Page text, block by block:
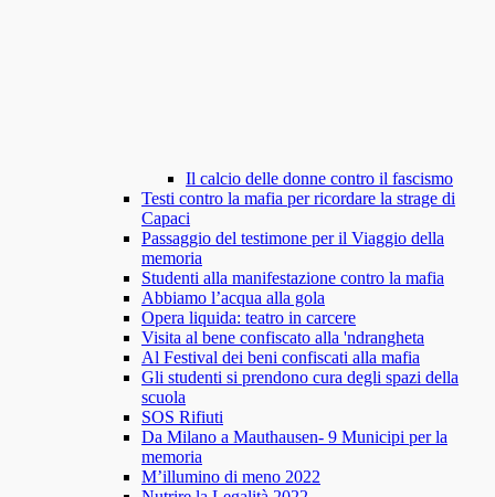
Il calcio delle donne contro il fascismo
Testi contro la mafia per ricordare la strage di
Capaci
Passaggio del testimone per il Viaggio della
memoria
Studenti alla manifestazione contro la mafia
Abbiamo l’acqua alla gola
Opera liquida: teatro in carcere
Visita al bene confiscato alla 'ndrangheta
Al Festival dei beni confiscati alla mafia
Gli studenti si prendono cura degli spazi della
scuola
SOS Rifiuti
Da Milano a Mauthausen- 9 Municipi per la
memoria
M’illumino di meno 2022